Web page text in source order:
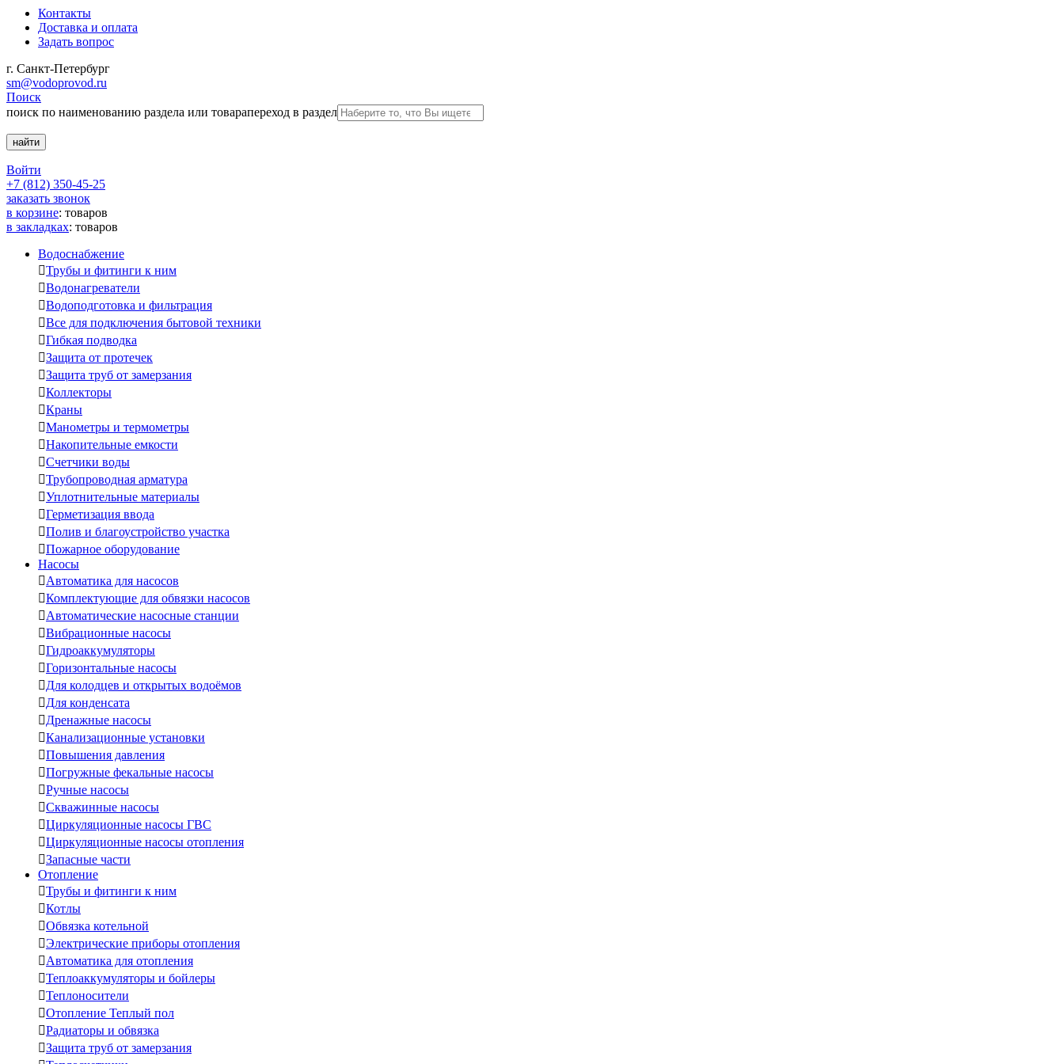
Контакты
Доставка и оплата
Задать вопрос
г. Санкт-Петербург
sm@vodoprovod.ru
Поиск
поиск по наименованию раздела или товарапереход в раздел
Войти
+7 (812) 350-45-25
заказать звонок
в корзине: товаров
в закладках: товаров
Водоснабжение
Трубы и фитинги к ним
Водонагреватели
Водоподготовка и фильтрация
Все для подключения бытовой техники
Гибкая подводка
Защита от протечек
Защита труб от замерзания
Коллекторы
Краны
Манометры и термометры
Накопительные емкости
Счетчики воды
Трубопроводная арматура
Уплотнительные материалы
Герметизация ввода
Полив и благоустройство участка
Пожарное оборудование
Насосы
Автоматика для насосов
Комплектующие для обвязки насосов
Автоматические насосные станции
Вибрационные насосы
Гидроаккумуляторы
Горизонтальные насосы
Для колодцев и открытых водоёмов
Для конденсата
Дренажные насосы
Канализационные установки
Повышения давления
Погружные фекальные насосы
Ручные насосы
Скважинные насосы
Циркуляционные насосы ГВС
Циркуляционные насосы отопления
Запасные части
Отопление
Трубы и фитинги к ним
Котлы
Обвязка котельной
Электрические приборы отопления
Автоматика для отопления
Теплоаккумуляторы и бойлеры
Теплоносители
Отопление Теплый пол
Радиаторы и обвязка
Защита труб от замерзания